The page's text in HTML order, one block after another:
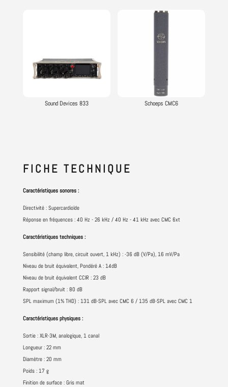
Sound Devices 833 Schoeps CMC6
FICHE TECHNIQUE
Caractéristiques sonores :
Directivité : Supercardioïde
Réponse en fréquences : 40 Hz - 26 kHz / 40 Hz - 41 kHz avec CMC 6xt
Caractéristiques techniques :
Sensibilité (champ libre, circuit ouvert, 1 kHz) : -36 dB (V/Pa), 16 mV/Pa
Niveau de bruit équivalent, Pondéré A : 14dB
Niveau de bruit équivalent CCIR : 23 dB
Rapport signal/bruit : 80 dB
SPL maximum (1% THD) : 131 dB-SPL avec CMC 6 / 135 dB-SPL avec CMC 1
Caractéristiques physiques :
Sortie : XLR-3M, analogique, 1 canal
Longueur : 22 mm
Diamètre : 20 mm
Poids : 17 g
Finition de surface : Gris mat